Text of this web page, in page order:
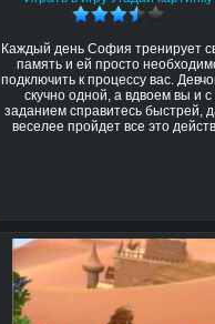
Каждый день София тренирует
память и ей просто
подключить к процессу вас.
скучно одной, а вдвоем вы и с
заданием справитесь быстрей,
веселее пройдет все это